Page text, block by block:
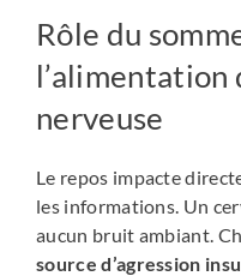
Rôle du
l’alimentation
nerveuse
Le repos impacte
les informations. Un
aucun bruit ambiant.
source d’agression